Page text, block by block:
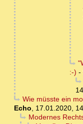
:-) -
Wie müsste ein
Echo, 17.01.2020,
Modernes